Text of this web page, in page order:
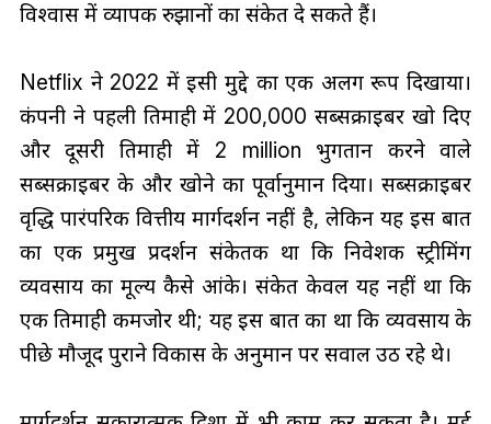
विश्वास में व्यापक रुझानों का संकेत दे सकते हैं।
Netflix ने 2022 में इसी मुद्दे का एक अलग रूप दिखाया।
कंपनी ने पहली तिमाही में 200,000 सब्सक्राइबर खो दिए
और दूसरी तिमाही में 2 million भुगतान करने वाले
सब्सक्राइबर के और खोने का पूर्वानुमान दिया। सब्सक्राइबर
वृद्धि पारंपरिक वित्तीय मार्गदर्शन नहीं है, लेकिन यह इस बात
का एक प्रमुख प्रदर्शन संकेतक था कि निवेशक स्ट्रीमिंग
व्यवसाय का मूल्य कैसे आंके। संकेत केवल यह नहीं था कि
एक तिमाही कमजोर थी; यह इस बात का था कि व्यवसाय के
पीछे मौजूद पुराने विकास के अनुमान पर सवाल उठ रहे थे।